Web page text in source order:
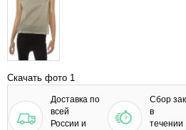
Скачать фото 1
Доставка по
всей
России и
Сбор
в
течении